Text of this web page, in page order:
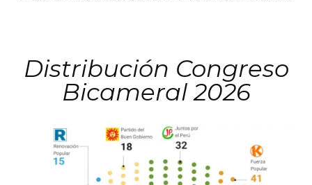
Distribución Congreso
Bicameral 2026